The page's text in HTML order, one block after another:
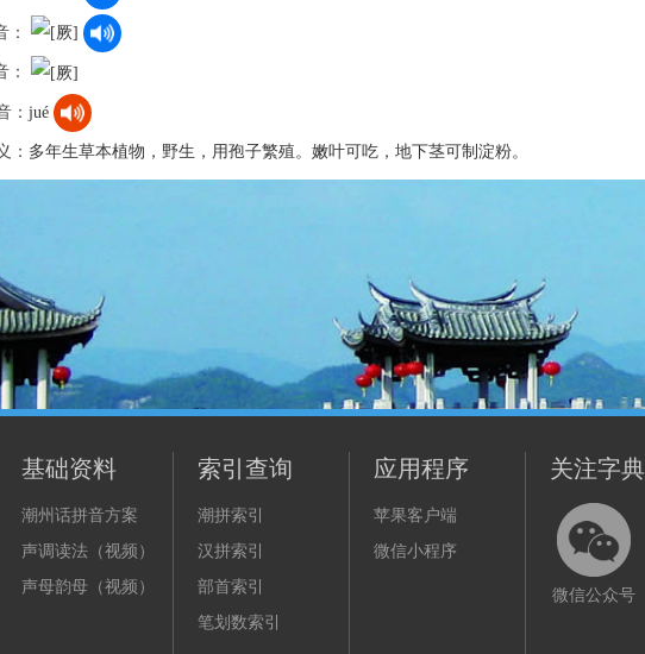
：
：
jué
多年生草本植物，野生，用孢子繁殖。嫩叶可吃，地下茎可制淀粉。
基础资料
潮州话拼音方案
声调读法（视频）
声母韵母（视频）
索引查询
潮拼索引
汉拼索引
部首索引
笔划数索引
应用程序
苹果客户端
微信小程序
关注字典
微信公众号